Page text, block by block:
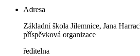
Adresa
Základní škola Jilemnice, Jana
příspěvková organizace
ředitelna